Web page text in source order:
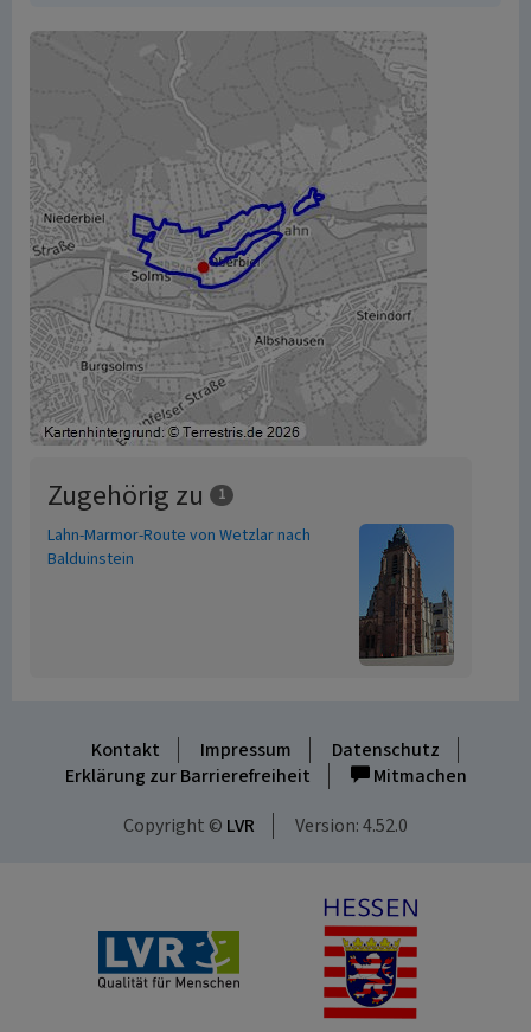
Zugehörig zu 1
Lahn-Marmor-Route von Wetzlar nach
Balduinstein
Kontakt Impressum
Datenschutz
Erklärung zur Barrierefreiheit
Mitmachen
Copyright © LVR Version: 4.52.0